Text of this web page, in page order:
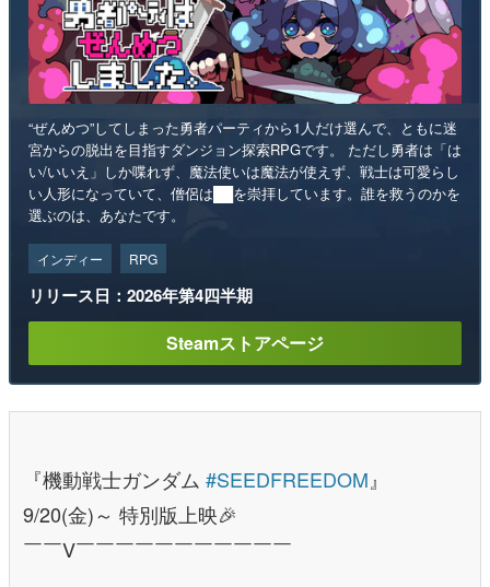
“ぜんめつ”してしまった勇者パーティから1人だけ選んで、ともに迷
宮からの脱出を目指すダンジョン探索RPGです。 ただし勇者は「は
い/いいえ」しか喋れず、魔法使いは魔法が使えず、戦士は可愛らし
い人形になっていて、僧侶は██を崇拝しています。誰を救うのかを
選ぶのは、あなたです。
インディー RPG
リリース日：2026年第4四半期
Steamストアページ
『機動戦士ガンダム #SEEDFREEDOM 』
9/20(金)～ 特別版上映🎉
￣￣V￣￣￣￣￣￣￣￣￣￣￣